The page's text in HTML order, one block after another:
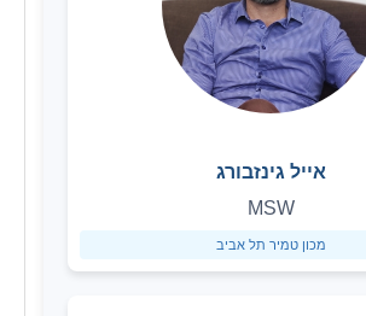
אייל גינזבורג
MSW
מכון טמיר תל אביב